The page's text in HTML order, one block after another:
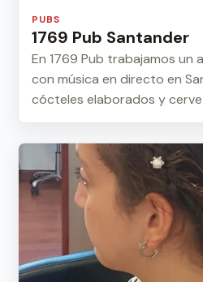
PUBS
1769 Pub Santander
En 1769 Pub trabajamos un
con música en directo en
cócteles elaborados y